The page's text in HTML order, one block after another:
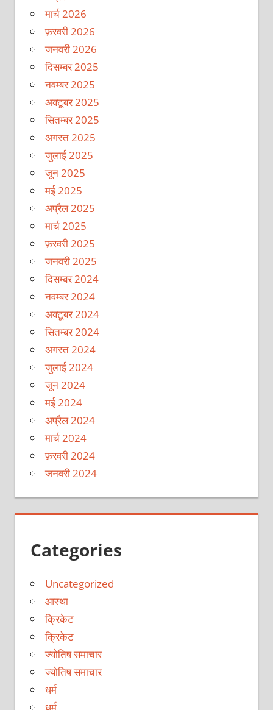
मार्च 2026
फ़रवरी 2026
जनवरी 2026
दिसम्बर 2025
नवम्बर 2025
अक्टूबर 2025
सितम्बर 2025
अगस्त 2025
जुलाई 2025
जून 2025
मई 2025
अप्रैल 2025
मार्च 2025
फ़रवरी 2025
जनवरी 2025
दिसम्बर 2024
नवम्बर 2024
अक्टूबर 2024
सितम्बर 2024
अगस्त 2024
जुलाई 2024
जून 2024
मई 2024
अप्रैल 2024
मार्च 2024
फ़रवरी 2024
जनवरी 2024
Categories
Uncategorized
आस्था
क्रिकेट
क्रिकेट
ज्योतिष समाचार
ज्योतिष समाचार
धर्म
धर्म